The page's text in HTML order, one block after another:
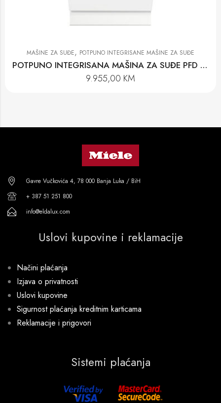
MAŠINE ZA SUĐE, POTPUNO INTEGRISANE MAŠINE ZA SUĐE
POTPUNO INTEGRISANA MAŠINA ZA SUĐE PFD 104 SCVI K2O XXL
9.955,00 KM
Gavre Vučkovića 4, 78 000 Banja Luka / BiH
+ 387 51 251 800
info@eldalux.com
Uslovi kupovine i reklamacije
Načini plaćanja
Izjava o privatnosti
Uslovi kupovine
Sigurnost plaćanja kreditnim karticama
Reklamacije i prigovori
Sistemi plaćanja